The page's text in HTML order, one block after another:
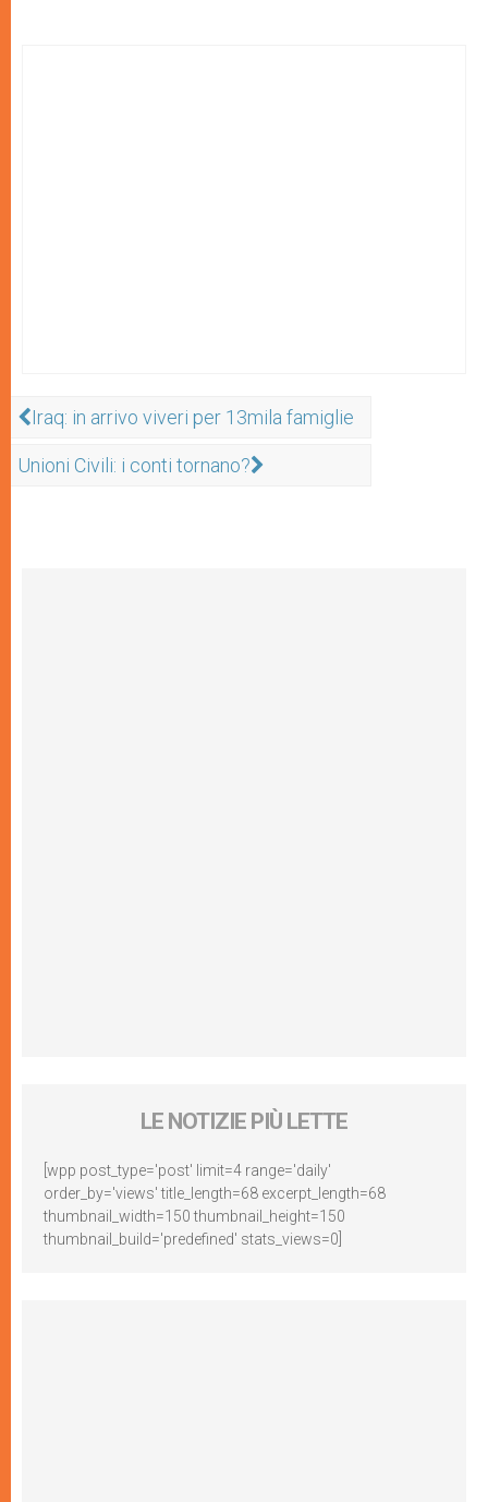
Iraq: in arrivo viveri per 13mila famiglie
Unioni Civili: i conti tornano?
LE NOTIZIE PIÙ LETTE
[wpp post_type='post' limit=4 range='daily'
order_by='views' title_length=68 excerpt_length=68
thumbnail_width=150 thumbnail_height=150
thumbnail_build='predefined' stats_views=0]